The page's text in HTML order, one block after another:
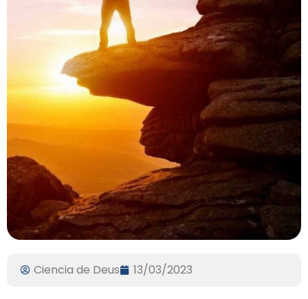
Ciencia de Deus 13/03/2023